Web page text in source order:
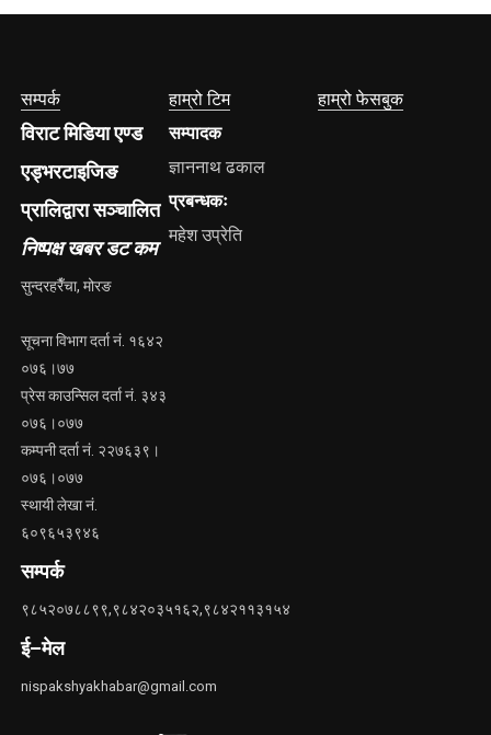
सम्पर्क
विराट मिडिया एण्ड
एड्भरटाइजिङ
प्रालिद्वारा सञ्चालित
निष्पक्ष खबर डट कम
सुन्दरहरैँचा, मोरङ
सूचना विभाग दर्ता नं. १६४२
०७६।७७
प्रेस काउन्सिल दर्ता नं. ३४३
०७६।०७७
कम्पनी दर्ता नं. २२७६३९।
०७६।०७७
स्थायी लेखा नं.
६०९६५३९४६
सम्पर्क
९८५२०७८८९९,९८४२०३५१६२,९८४२११३१५४
ई–मेल
nispakshyakhabar@gmail.com
हाम्रो टिम
सम्पादक
ज्ञाननाथ ढकाल
प्रबन्धकः
महेश उप्रेति
हाम्रो फेसबुक